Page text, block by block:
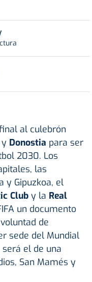
al culebrón
y Donostia para ser
2030. Los
las
y Gipuzkoa, el
Club y la Real
un documento
de
sede del Mundial
el de una
San Mamés y